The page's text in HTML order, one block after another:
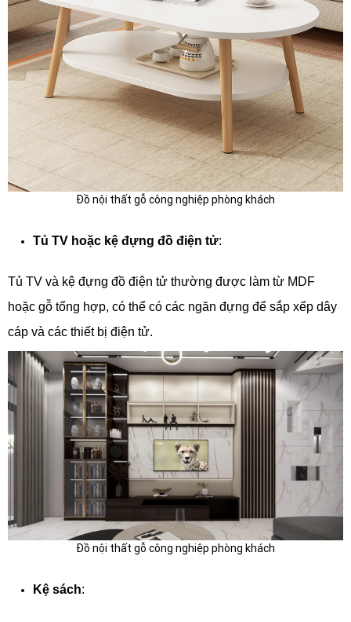
Đồ nội thất gỗ công nghiệp phòng khách
Tủ TV hoặc kệ đựng đồ điện tử:
Tủ TV và kệ đựng đồ điện tử thường được làm từ MDF
hoặc gỗ tổng hợp, có thể có các ngăn đựng để sắp xếp dây
cáp và các thiết bị điện tử.
Đồ nội thất gỗ công nghiệp phòng khách
Kệ sách: